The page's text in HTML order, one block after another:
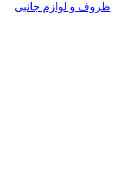
ظروف و لوازم جانبی